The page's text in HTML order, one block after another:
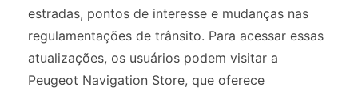
estradas, pontos de interesse e mudanças nas
regulamentações de trânsito. Para acessar essas
atualizações, os usuários podem visitar a
Peugeot Navigation Store, que oferece